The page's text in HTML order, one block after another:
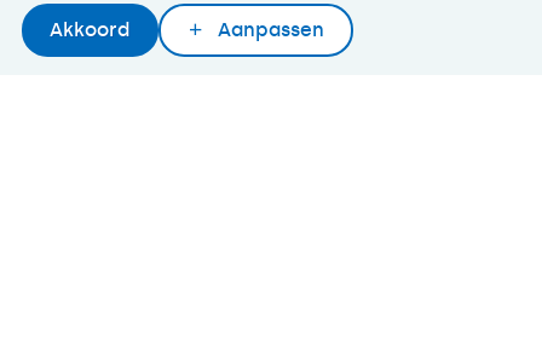
Later lezenDelenWoordenboek
SeniorWeb.
De computerhulp voor u.
Akkoord Aanpassen